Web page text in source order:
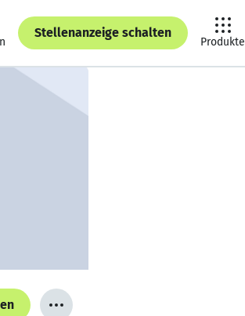
Stellenanzeige schalten
Produkte